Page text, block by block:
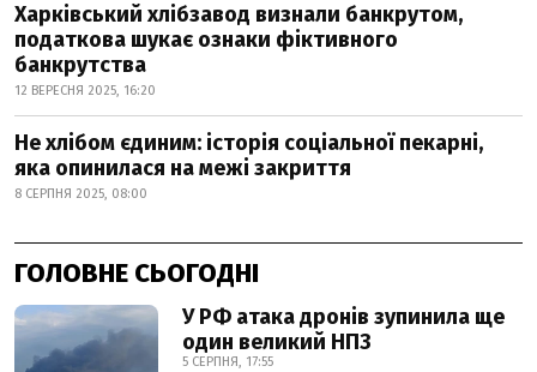
Харківський хлібзавод визнали банкрутом,
податкова шукає ознаки фіктивного
банкрутства
12 ВЕРЕСНЯ 2025, 16:20
Не хлібом єдиним: історія соціальної пекарні,
яка опинилася на межі закриття
8 СЕРПНЯ 2025, 08:00
ГОЛОВНЕ СЬОГОДНІ
У РФ атака дронів зупинила ще
один великий НПЗ
5 СЕРПНЯ, 17:55